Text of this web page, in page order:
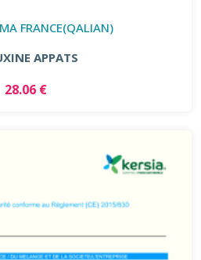
FRANCE(QALIAN)
APPATS
28.06 €